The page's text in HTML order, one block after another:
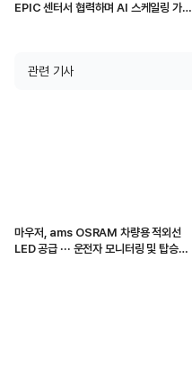
EPIC 센터서 협력하며 AI 스케일링 가속
관련 기사
마우저, ams OSRAM 차량용 적외선
LED 공급 ··· 운전자 모니터링 및 탑승자